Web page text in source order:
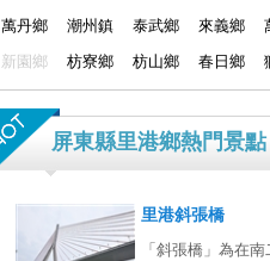
萬丹鄉
潮州鎮 泰武鄉 來義鄉
新園鄉
枋寮鄉 枋山鄉 春日鄉
屏東縣里港鄉熱門景點
里港斜張橋
「斜張橋」為在